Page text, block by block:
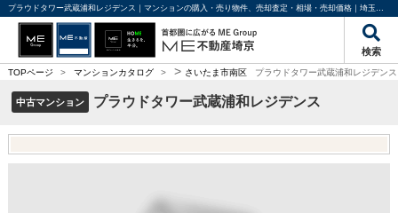
プラウドタワー武蔵浦和レジデンス｜マンションの購入・売り物件、売却査定・相場・売却価格｜埼玉・東京・千葉の不動産のことならME不動産埼京
検索
TOPページ > マンションカタログ > > さいたま市南区 プラウドタワー武蔵浦和レジデンス
中古マンション プラウドタワー武蔵浦和レジデンス